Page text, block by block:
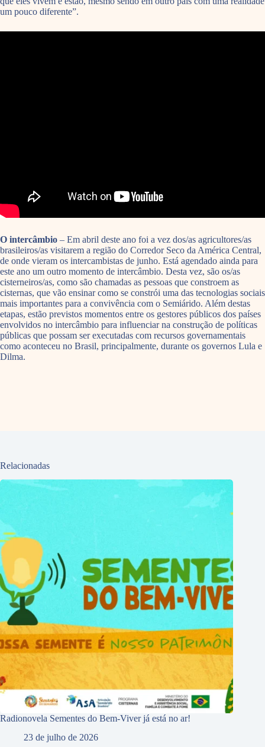
um pouco diferente”.
O intercâmbio – Em abril deste ano foi a vez dos/as agricultores/as
brasileiros/as visitarem a região do Corredor Seco da América Central,
de onde vieram os intercambistas de junho. Está agendado ainda para
este ano um outro momento de intercâmbio. Desta vez, são os/as
cisterneiros/as, como são chamadas as pessoas que constroem as
cisternas, que vão ensinar como se constrói uma das tecnologias sociais
mais importantes para a convivência com o Semiárido. Além destas
etapas, estão previstos momentos entre os gestores públicos dos países
envolvidos no intercâmbio para influenciar na construção de políticas
públicas que possam ser executadas com recursos governamentais
como aconteceu no Brasil, principalmente, durante os governos Lula e
Dilma.
Relacionadas
Radionovela Sementes do Bem-Viver já está no ar!
23 de julho de 2026